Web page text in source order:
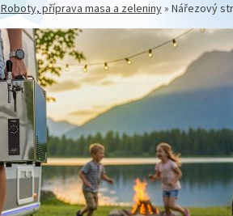
Roboty, příprava masa a zeleniny» Nářezový